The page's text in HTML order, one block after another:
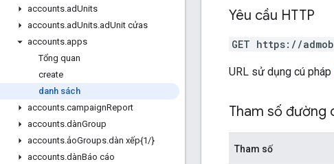
accounts.adUnits
accounts.adUnits.adUnit cửas
accounts.apps
Tổng quan
create
danh sách
accounts.campaignReport
accounts.dànGroup
accounts.ảoGroups.dàn xếp{1/}
accounts.dànBáo cáo
Yêu cầu HTTP
GET https://
URL sử dụng cú pháp
Tham số đường
Tham số